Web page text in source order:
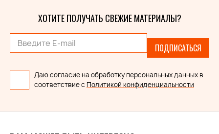
ХОТИТЕ ПОЛУЧАТЬ СВЕЖИЕ МАТЕРИАЛЫ?
ПОДПИСАТЬСЯ
Даю согласие на обработку персональных данных в
соответствие с Политикой конфиденциальности